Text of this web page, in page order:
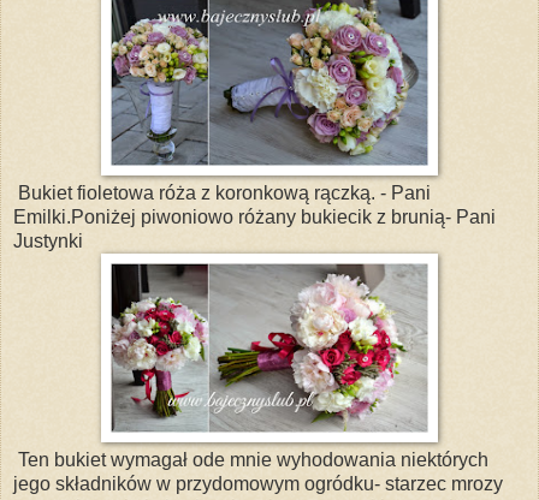
Bukiet fioletowa róża z koronkową rączką. - Pani
Emilki.Poniżej piwoniowo różany bukiecik z brunią- Pani
Justynki
Ten bukiet wymagał ode mnie wyhodowania niektórych
jego składników w przydomowym ogródku- starzec mrozy